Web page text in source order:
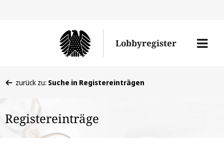
den
Lobbyregister
Menü
befinden
hier:
zurück zu: Suche in Registereinträgen
Registereinträge